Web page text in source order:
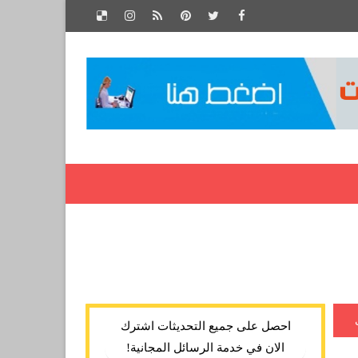
احصل على جميع التحديثات اشترك
الان في خدمة الرسائل المجانية!